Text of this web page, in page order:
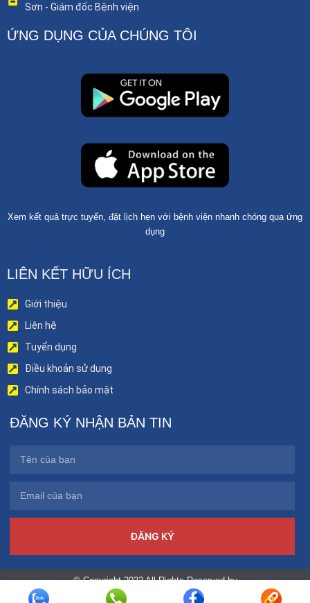
Sơn - Giám đốc Bệnh viện
ỨNG DỤNG CỦA CHÚNG TÔI
Xem kết quả trực tuyến, đặt lịch hẹn với bệnh viện nhanh chóng qua ứng
dụng
LIÊN KẾT HỮU ÍCH
Giới thiệu
Liên hệ
Tuyển dụng
Điều khoản sử dụng
Chính sách bảo mật
ĐĂNG KÝ NHẬN BẢN TIN
ĐĂNG KÝ
© Copyright 2022 All Rights Reserved by
benhviendakhoatinhphutho.vn